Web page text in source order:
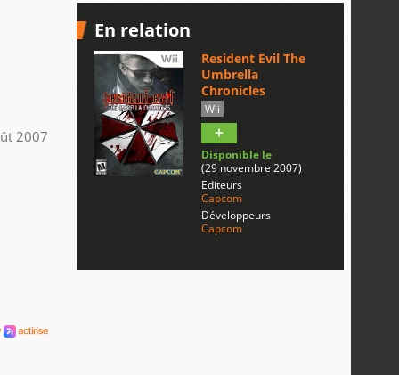
2007
En relation
Resident Evil The
Umbrella
Chronicles
Wii
Disponible le
(29 novembre 2007)
Editeurs
Capcom
Développeurs
Capcom